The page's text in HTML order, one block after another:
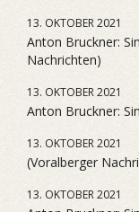
13. OKTOBER 2021
Anton Bruckner:
Nachrichten)
13. OKTOBER 2021
Anton Bruckner:
13. OKTOBER 2021
(Voralberger
13. OKTOBER 2021